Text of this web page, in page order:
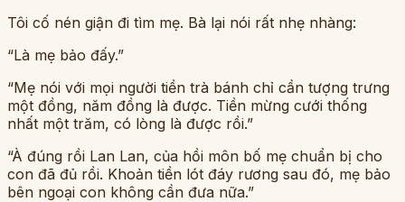
Tôi cố nén giận đi tìm mẹ. Bà lại nói rất nhẹ nhàng:
“Là mẹ bảo đấy.”
“Mẹ nói với mọi người tiền trà bánh chỉ cần tượng trưng
một đồng, năm đồng là được. Tiền mừng cưới thống
nhất một trăm, có lòng là được rồi.”
“À đúng rồi Lan Lan, của hồi môn bố mẹ chuẩn bị cho
con đã đủ rồi. Khoản tiền lót đáy rương sau đó, mẹ bảo
bên ngoại con không cần đưa nữa.”